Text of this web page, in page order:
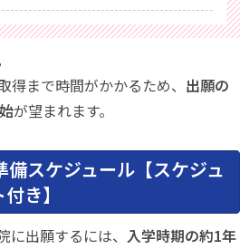
得まで時間がかかるため、 出願の
が望まれます。
スケジュール【スケジュ
き】
出願するには、 入学時期の約1年